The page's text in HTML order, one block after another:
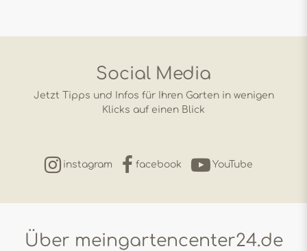
Social Media
Jetzt Tipps und Infos für Ihren Garten in wenigen
Klicks auf einen Blick
instagram facebook YouTube
Über meingartencenter24.de